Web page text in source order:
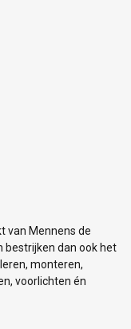
van Mennens de
bestrijken dan ook het
monteren,
voorlichten én